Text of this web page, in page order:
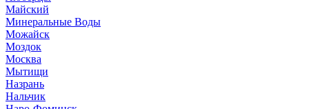
Майский
Минеральные Воды
Можайск
Моздок
Москва
Мытищи
Назрань
Нальчик